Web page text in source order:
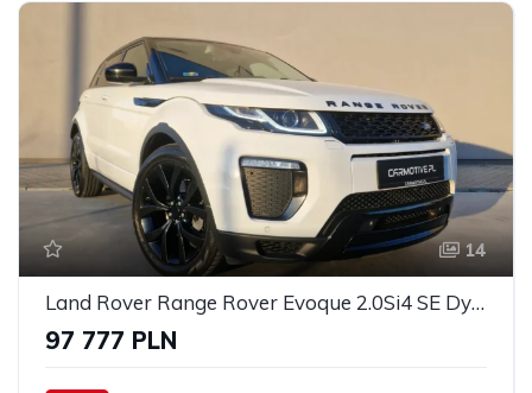
14
Land Rover Range Rover Evoque 2.0Si4 SE Dynamic
97 777 PLN